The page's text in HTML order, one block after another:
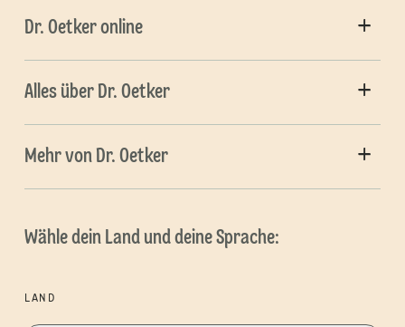
Dr. Oetker online
Alles über Dr. Oetker
Mehr von Dr. Oetker
Wähle dein Land und deine Sprache:
LAND